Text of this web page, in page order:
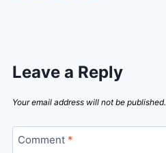
Leave a Reply
Your email address will not be published.
Comment *